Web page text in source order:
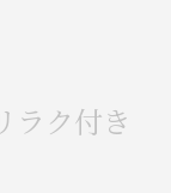
ラク付き